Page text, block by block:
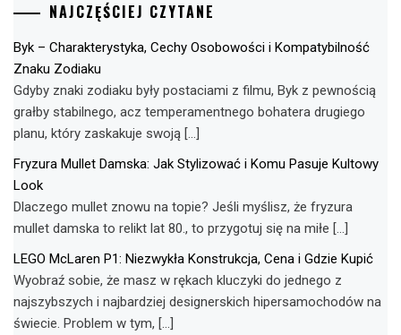
NAJCZĘŚCIEJ CZYTANE
Byk – Charakterystyka, Cechy Osobowości i Kompatybilność
Znaku Zodiaku
Gdyby znaki zodiaku były postaciami z filmu, Byk z pewnością
grałby stabilnego, acz temperamentnego bohatera drugiego
planu, który zaskakuje swoją […]
Fryzura Mullet Damska: Jak Stylizować i Komu Pasuje Kultowy
Look
Dlaczego mullet znowu na topie? Jeśli myślisz, że fryzura
mullet damska to relikt lat 80., to przygotuj się na miłe […]
LEGO McLaren P1: Niezwykła Konstrukcja, Cena i Gdzie Kupić
Wyobraź sobie, że masz w rękach kluczyki do jednego z
najszybszych i najbardziej designerskich hipersamochodów na
świecie. Problem w tym, […]